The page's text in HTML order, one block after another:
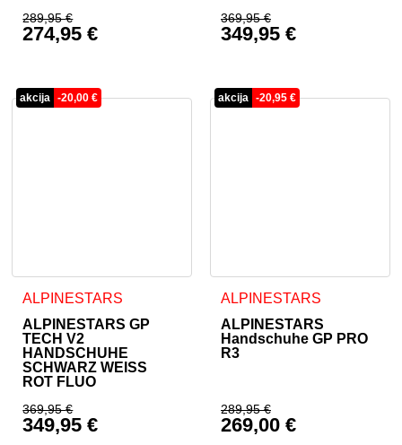
289,95€
Ursprünglicher Preis war: 289,95 €
274,95€
369,95€
Ursprünglicher
349,95 €
akcija -20,00€
ALPINESTARS
ALPINESTARS GP
TECH V2
HANDSCHUHE
SCHWARZ WEISS
ROT FLUO
369,95€
Ursprünglicher Preis war: 369,95 €
349,95€
Dieses Produkt weist mehrere Varianten auf. Die
akcija -20,95 €
ALPINESTARS
ALPINESTARS
Handschuhe GP PRO
R3
289,95€
Ursprünglicher
269,00 €
Dieses Produkt weist